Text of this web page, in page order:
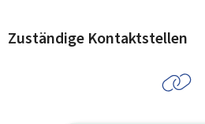
Zuständige Kontaktstellen